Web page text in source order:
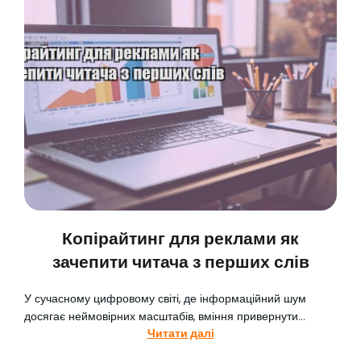
Копірайтинг для реклами як
зачепити читача з перших слів
У сучасному цифровому світі, де інформаційний шум
досягає неймовірних масштабів, вміння привернути...
Читати далі